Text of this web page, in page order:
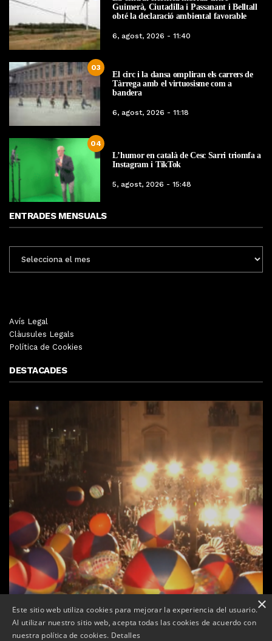
Guimerà, Ciutadilla i Passanant i Belltall
obté la declaració ambiental favorable
6, agost, 2026 - 11:40
03
El circ i la dansa ompliran els carrers de
Tàrrega amb el virtuosisme com a
bandera
6, agost, 2026 - 11:18
04
L’humor en català de Cesc Sarri triomfa a
Instagram i TikTok
5, agost, 2026 - 15:48
ENTRADES MENSUALS
MENSUALS
Avís Legal
Clàusules Legals
Política de Cookies
DESTACADES
Tàrrega farà bategar la història amb l’estrena de “Lo
×
Este sitio web utiliza cookies para mejorar la experiencia del usuario.
Al utilizar nuestro sitio web, acepta todas las cookies de acuerdo con
nuestra política de cookies. Detalles